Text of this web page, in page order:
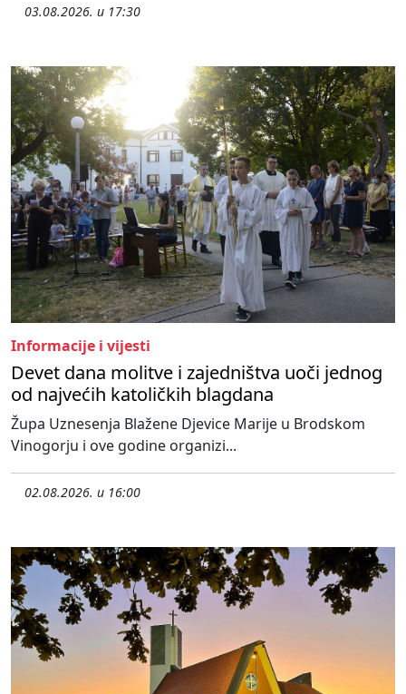
03.08.2026. u 17:30
Informacije i vijesti
Devet dana molitve i zajedništva uoči jednog
od najvećih katoličkih blagdana
Župa Uznesenja Blažene Djevice Marije u Brodskom
Vinogorju i ove godine organizi...
02.08.2026. u 16:00